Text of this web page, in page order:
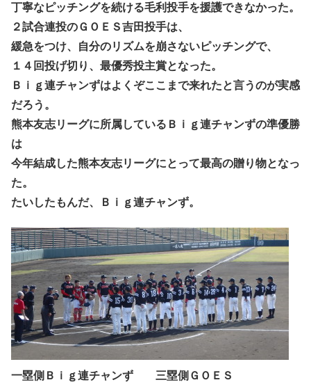
丁寧なピッチングを続ける毛利投手を援護できなかった。
２試合連投のＧＯＥＳ吉田投手は、
緩急をつけ、自分のリズムを崩さないピッチングで、
１４回投げ切り、最優秀投主賞となった。
Ｂｉｇ連チャンずはよくぞここまで来れたと言うのが実感
だろう。
熊本友志リーグに所属しているＢｉｇ連チャンずの準優勝
は
今年結成した熊本友志リーグにとって最高の贈り物となっ
た。
たいしたもんだ、Ｂｉｇ連チャンず。
一塁側Ｂｉｇ連チャンず 三塁側ＧＯＥＳ